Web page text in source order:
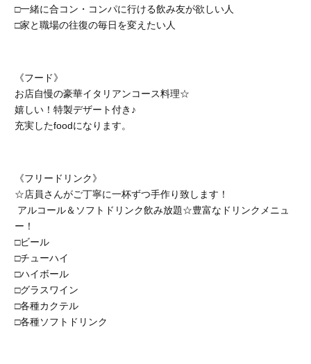
□一緒に合コン・コンパに行ける飲み友が欲しい人
□家と職場の往復の毎日を変えたい人
《フード》
お店自慢の豪華イタリアンコース料理☆
嬉しい！特製デザート付き♪
充実したfoodになります。
《フリードリンク》
☆店員さんがご丁寧に一杯ずつ手作り致します！
アルコール＆ソフトドリンク飲み放題☆豊富なドリンクメニュ
ー！
□ビール
□チューハイ
□ハイボール
□グラスワイン
□各種カクテル
□各種ソフトドリンク